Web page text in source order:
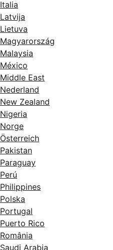
Italia
Latvija
Lietuva
Magyarország
Malaysia
México
Middle East
Nederland
New Zealand
Nigeria
Norge
Österreich
Pakistan
Paraguay
Perú
Philippines
Polska
Portugal
Puerto Rico
România
Saudi Arabia